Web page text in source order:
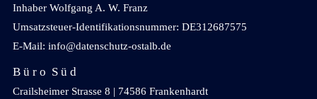
Inhaber Wolfgang A. W. Franz
Umsatzsteuer-Identifikationsnummer: DE312687575
E-Mail: info@datenschutz-ostalb.de
B ü r o S ü d
Crailsheimer Strasse 8 | 74586 Frankenhardt